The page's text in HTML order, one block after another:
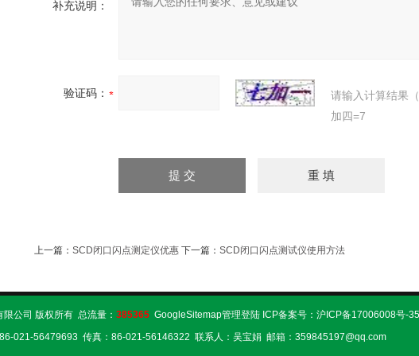
补充说明：
验证码：
请输入计算结果
加四=7
上一篇： SCD闭口闪点测定仪优惠 下一篇： SCD闭口闪点测试仪使用方法
限公司 版权所有 总流量： 385365 GoogleSitemap管理登陆ICP备案号： 沪ICP备17006008号-35
021-56479693 传真：86-021-56146322 联系人：吴宝娟 邮箱：359845197@qq.com